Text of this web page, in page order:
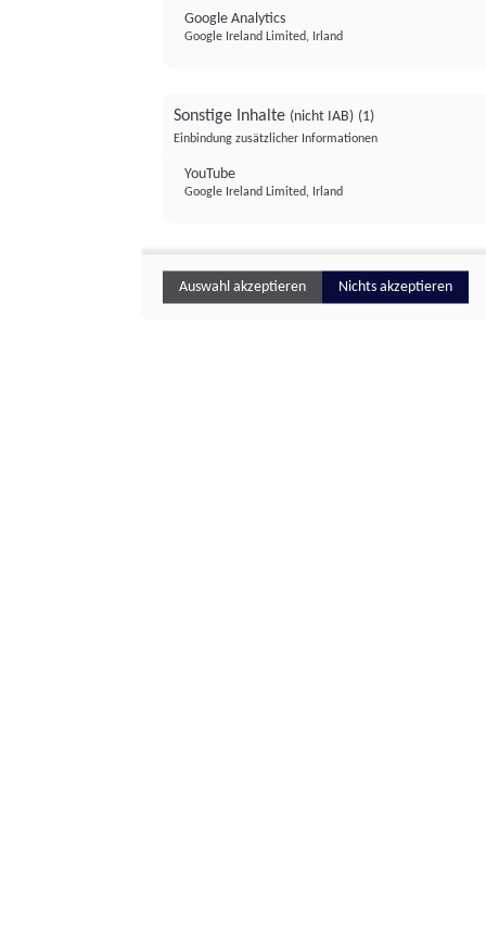
Google Analytics
Google Ireland Limited, Irland
Sonstige Inhalte (nicht IAB) (1)
Einbindung zusätzlicher Informationen
YouTube
Google Ireland Limited, Irland
Auswahl akzeptieren Nichts akzeptieren